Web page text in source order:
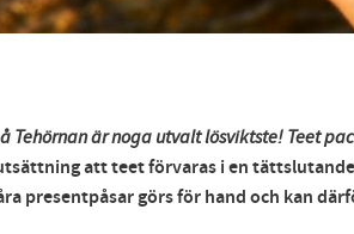
Tehörnan är noga utvalt lösviktste! Teet
att teet förvaras i en
presentpåsar görs för hand och kan